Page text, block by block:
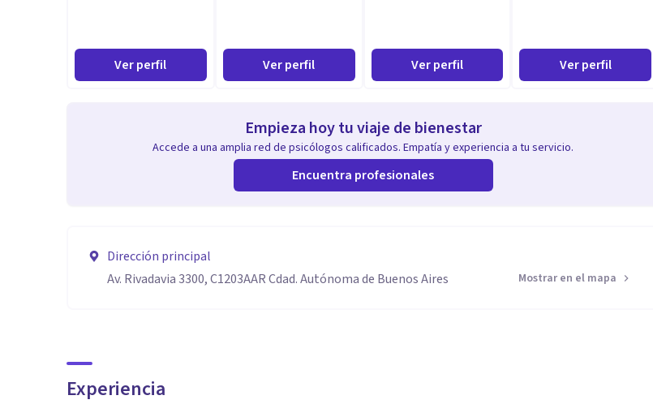
Ver perfil Ver perfil Ver perfil Ver perfil
Empieza hoy tu viaje de bienestar
Accede a una amplia red de psicólogos calificados. Empatía y experiencia a tu servicio.
Encuentra profesionales
Dirección principal
Av. Rivadavia 3300, C1203AAR Cdad. Autónoma de Buenos Aires
Mostrar en el mapa
Experiencia